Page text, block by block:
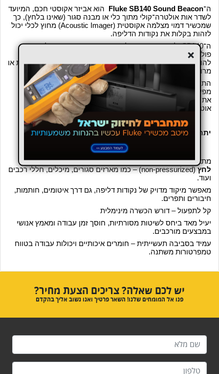
+
ה־Fluke SB140 Sound Beacon הוא אביזר אקוסטי חכם, המיועד
לשדר אות אולטרה־קולי מתוך כלי או מבנה סגור (שאינו בלחץ), כך
שמכשיר דמוי מצלמה אקוסטית (Acoustic Imager) מחוץ לכלי יכול
לזהות בקלות את נקודות הדליפה.
ה־SB140
לא מתחרה במצלמה — הוא עובד בצמוד אליה: הוא
פולט תדר אולטרה־קולי ב-40 kHz (±1.5 kHz),
להולכה באוויר במרחבים סגורים, ומשם האות "בורח" דרך חריגות או
מרווחים — שהמצלמה יכולה לאתר בצורה ויזואלית.
התהליך פשוט — מניחים את ה־Beacon
בתוך כלי או חדר סגור,
מפעילים את המצלמה האקוסטית מחוץ, עוברים בסריקה ומזהים
את נקודות הדליפה. במצב Beacon Mode המצלמה ממקדת
אוטומטית בתדר ה SB140.
יתרונות עיקריים
מתאים לגילוי דליפות במצבים שבהםאין אפשרות להפעיל
לחץ
(non-pressurized) – כמו מארזים סגורים, מיכלים, חללי רכבים
ועוד.
מאפשר מיקוד מדויק של נקודות דליפה, גם דרך איטומים, חותמות,
חיבורים ותפרים.
קל לתפעול – דורש הכשרה מינימלית
יעיל מאד ביחס לשיטות מסורתיות, חוסך זמן עבודה ומאמץ אנושי
במבצעים מורכבים.
עמיד בסביבה תעשייתית – חומרים איכותיים ויכולות עבודה בטווח
טמפרטורות משתנה.
יש לכם שאלה? צריכים הצעת מחיר?
פנו אל המומחים שלנו! השאר פרטיך ואנו נשוב אליך בהקדם